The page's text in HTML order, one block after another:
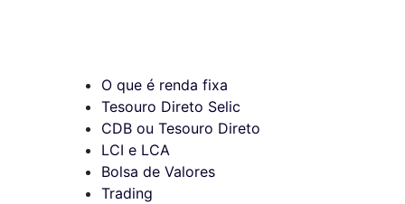
O que é renda fixa
Tesouro Direto Selic
CDB ou Tesouro Direto
LCI e LCA
Bolsa de Valores
Trading